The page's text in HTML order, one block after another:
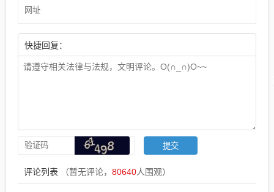
快捷回复：
评论列表 （暂无评论， 80640人围观）